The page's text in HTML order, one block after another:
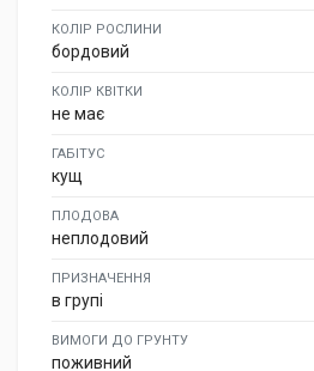
КОЛІР РОСЛИНИ
бордовий
КОЛІР КВІТКИ
не має
ГАБІТУС
кущ
ПЛОДОВА
неплодовий
ПРИЗНАЧЕННЯ
в групі
ВИМОГИ ДО ГРУНТУ
поживний